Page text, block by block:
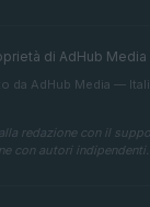
di AdHub Media
da AdHub Media —
redazione con il
con autori indipendenti.